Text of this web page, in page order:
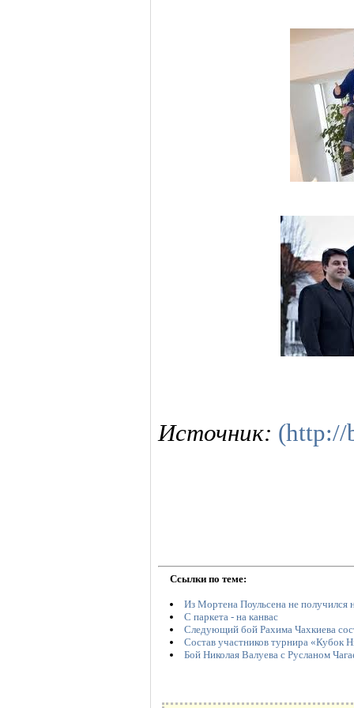
Источник: (http://
Ссылки по теме:
Из Мортена Поульсена не получился
С паркета - на канвас
Следующий бой Рахима Чахкиева
Состав участников турнира «Кубок
Бой Николая Валуева с Русланом